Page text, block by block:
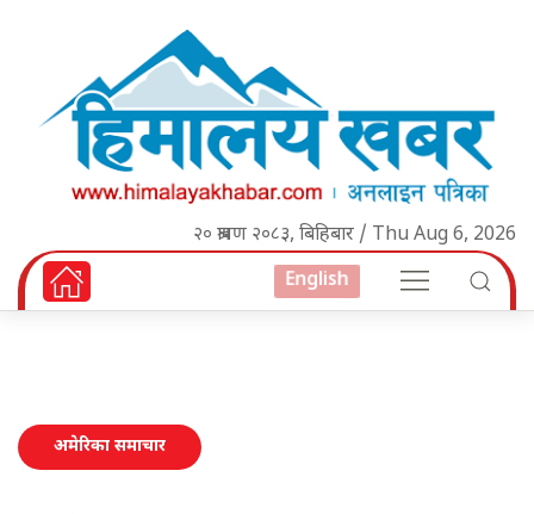
२० श्रावण २०८३, बिहिबार / Thu Aug 6, 2026
English
अमेरिका समाचार